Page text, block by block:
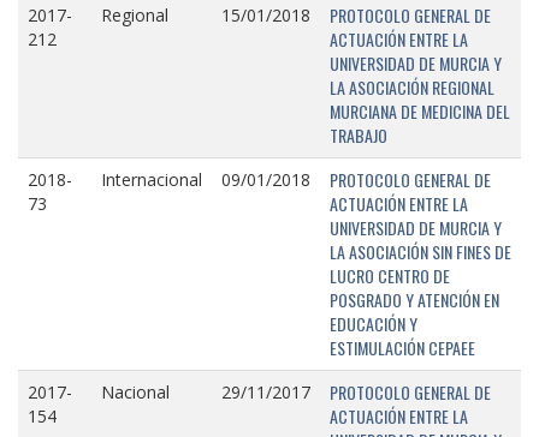
2017-
212
Regional 15/01/2018
PROTOCOLO GENERAL DE
ACTUACIÓN ENTRE LA
UNIVERSIDAD DE MURCIA Y
LA ASOCIACIÓN REGIONAL
MURCIANA DE MEDICINA DEL
TRABAJO
2018-
73
Internacional 09/01/2018
PROTOCOLO GENERAL DE
ACTUACIÓN ENTRE LA
UNIVERSIDAD DE MURCIA Y
LA ASOCIACIÓN SIN FINES DE
LUCRO CENTRO DE
POSGRADO Y ATENCIÓN EN
EDUCACIÓN Y
ESTIMULACIÓN CEPAEE
2017-
154
Nacional 29/11/2017
PROTOCOLO GENERAL DE
ACTUACIÓN ENTRE LA